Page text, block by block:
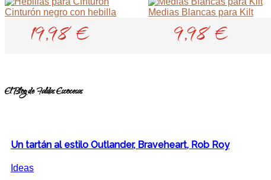
Cinturón negro con hebilla
19,98 €
Medias Blancas para Kilt
9,98 €
El Blog de Faldas Escocesas
Un tartán al estilo Outlander, Braveheart, Rob Roy
Ideas